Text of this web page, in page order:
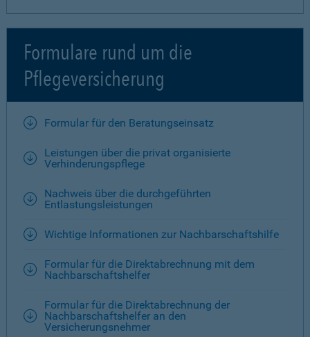
Formulare rund um die
Pflegeversicherung
Formular für den Beratungseinsatz
Leistungen über die privat organisierte
Verhinderungspflege
Nachweis über die durchgeführten
Entlastungsleistungen
Wichtige Informationen zur Nachbarschaftshilfe
Formular für die Direktabrechnung mit dem
Nachbarschaftshelfer
Formular für die Direktabrechnung der
Nachbarschaftshelfer an den
Versicherungsnehmer